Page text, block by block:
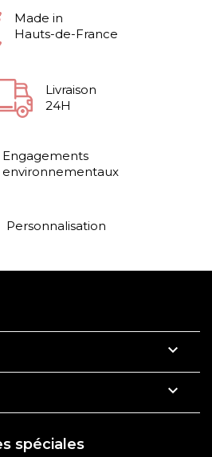
Made in
Hauts-de-France
Livraison
24H
Engagements
environnementaux
Personnalisation


spéciales